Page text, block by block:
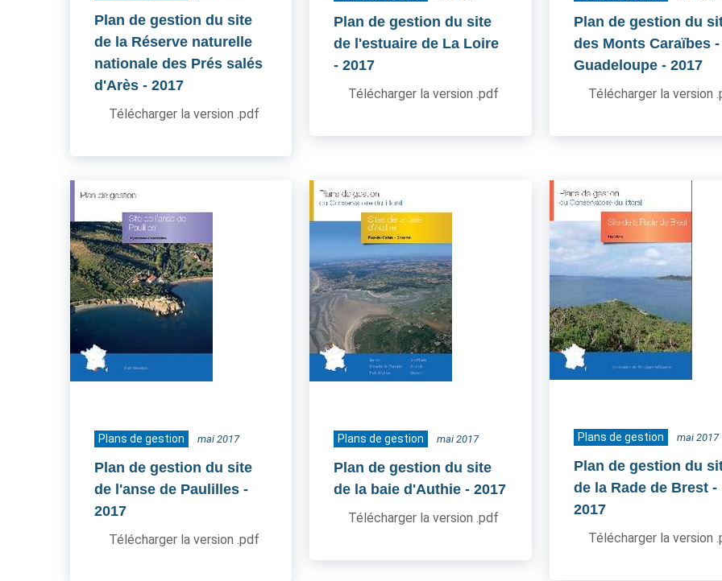
Plan de gestion du site
de la Réserve naturelle
nationale des Prés salés
d'Arès - 2017
Télécharger la version .pdf
Plan de gestion du site
de l'estuaire de La Loire
- 2017
Télécharger la version .pdf
Plan de gestion du
des Monts Caraïbes -
Guadeloupe - 2017
Télécharger la version
Plans de gestion mai 2017
Plan de gestion du site
de l'anse de Paulilles -
2017
Télécharger la version .pdf
Plans de gestion mai 2017
Plan de gestion du site
de la baie d'Authie - 2017
Télécharger la version .pdf
Plans de gestion mai 2017
Plan de gestion du
de la Rade de Brest -
2017
Télécharger la version